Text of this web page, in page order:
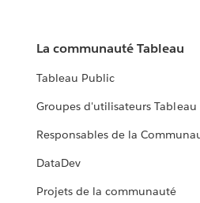
La communauté Tableau
Tableau Public
Groupes d'utilisateurs Tableau
Responsables de la
DataDev
Projets de la communauté